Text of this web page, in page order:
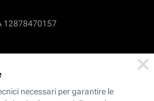
12878470157